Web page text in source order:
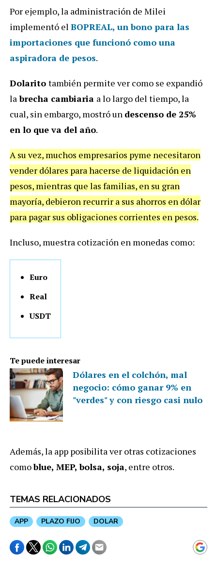
Por ejemplo, la administración de Milei
implementó el BOPREAL, un bono para las
importaciones que funcionó como una
aspiradora de pesos.
Dolarito también permite ver como se expandió
labrecha cambiaria a lo largo del tiempo, la
cual, sin embargo, mostró un descenso de 25%
en lo que va del año.
A su vez, muchos empresarios pyme necesitaron
vender dólares para hacerse de liquidación en
pesos, mientras que las familias, en su gran
mayoría, debieron recurrir a sus ahorros en dólar
para pagar sus obligaciones corrientes en pesos.
Incluso, muestra cotización en monedas como:
Euro
Real
USDT
Te puede interesar
Dólares en el colchón, mal
negocio: cómo ganar 9% en
"verdes" y con riesgo casi nulo
Además, la app posibilita ver otras cotizaciones
comoblue, MEP, bolsa, soja, entre otros.
TEMAS RELACIONADOS
APP PLAZO FIJO DOLAR